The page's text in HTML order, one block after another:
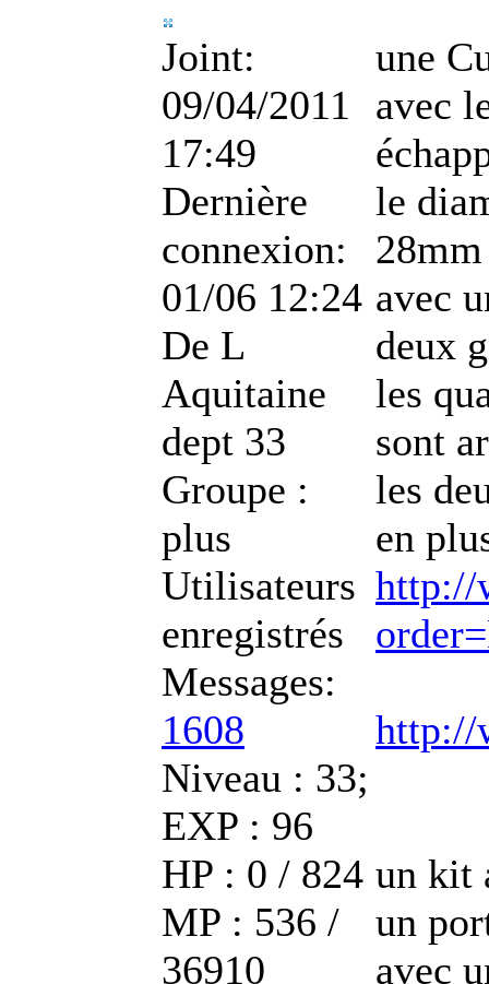
Joint:
09/04/2011
17:49
Dernière
connexion:
01/06 12:24
De L
Aquitaine
dept 33
Groupe :
plus
Utilisateurs
enregistrés
Messages:
1608
Niveau : 33;
EXP : 96
HP : 0 / 824
MP : 536 /
36910
une
avec
le
28mm
avec
deux
les
sont
les
en
http://
http://
un kit
un
avec